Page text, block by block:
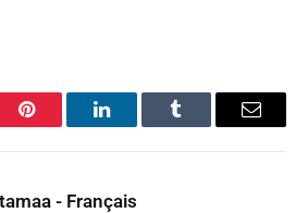
Pinterest LinkedInTumblr Email
- Français